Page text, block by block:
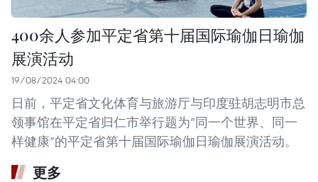
400余人参加平定省第十届国际瑜伽日瑜伽
展演活动
19/08/2024 04:00
日前，平定省文化体育与旅游厅与印度驻胡志明市总
领事馆在平定省归仁市举行题为“同一个世界、同一
样健康”的平定省第十届国际瑜伽日瑜伽展演活动。
更多